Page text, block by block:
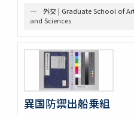
一 外交 | Graduate School of
and Sciences
異国防禦出船乗組